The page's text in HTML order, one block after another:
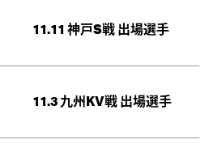
11.11 神戸S戦 出場選手
11.3 九州KV戦 出場選手